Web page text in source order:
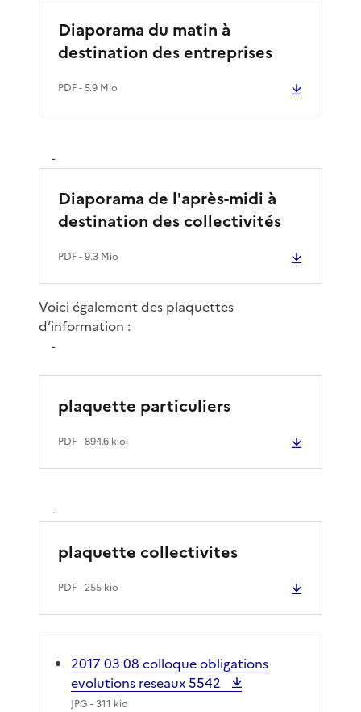
Diaporama du matin à
destination des entreprises
PDF- 5.9 Mio
-
Diaporama de l'après-midi à
destination des collectivités
PDF- 9.3 Mio
Voici également des plaquettes
d’information :
-
plaquette particuliers
PDF- 894.6 kio
-
plaquette collectivites
PDF- 255 kio
2017 03 08 colloque obligations
evolutions reseaux 5542
JPG - 311 kio